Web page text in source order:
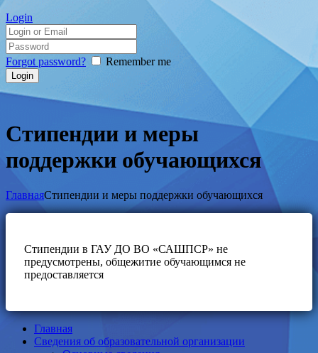
Login
Forgot password? Remember me
Стипендии и меры
поддержки обучающихся
ГлавнаяСтипендии и меры поддержки обучающихся
Стипендии в ГАУ ДО ВО «САШПСР» не
предусмотрены, общежитие обучающимся не
предоставляется
Главная
Сведения об образовательной организации